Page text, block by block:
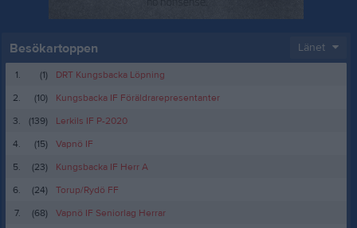
Besökartoppen Länet
1. (1)
DRT Kungsbacka Löpning
2.
(10)
Kungsbacka IF Föräldrarepresentanter
3.
(139)
Lerkils IF P-2020
4.
(15)
Vapnö IF
5.
(23)
Kungsbacka IF Herr A
6.
(24)
Torup/Rydö FF
7.
(68) Vapnö IF Seniorlag Herrar